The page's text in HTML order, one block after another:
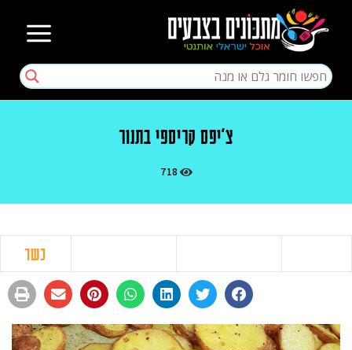
צ'יפס קריספי בתנור
718
כשר